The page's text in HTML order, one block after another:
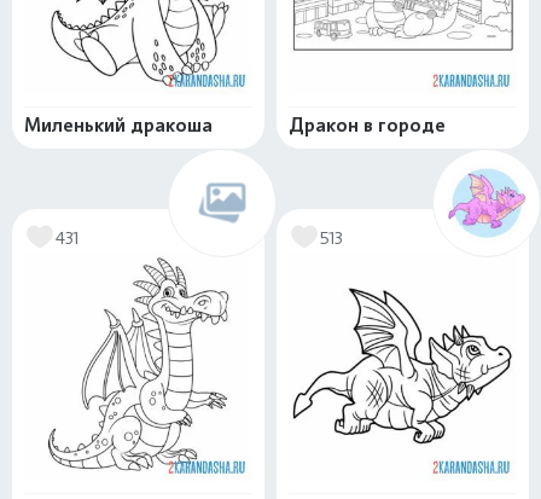
Миленький дракоша Дракон в городе
431 513